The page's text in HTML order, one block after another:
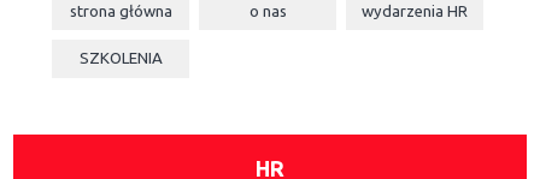
strona główna o nas wydarzeniaHR
SZKOLENIA
HR